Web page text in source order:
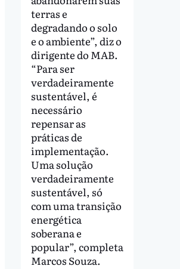
terras e
degradando o solo
e o ambiente”, diz o
dirigente do MAB.
“Para ser
verdadeiramente
sustentável, é
necessário
repensar as
práticas de
implementação.
Uma solução
verdadeiramente
sustentável, só
com uma transição
energética
soberana e
popular”, completa
Marcos Souza.